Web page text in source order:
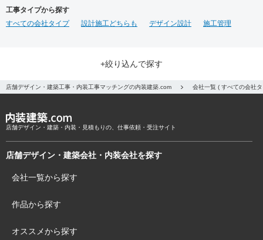
工事タイプから探す
すべての会社タイプ
設計施工どちらも デザイン設計 施工管理
+絞り込んで探す
店舗デザイン・建築工事・内装工事マッチングの内装建築.com 会社一覧 ( すべての会社
店舗デザイン・建築・内装・見積もりの、仕事依頼・受注サイト
店舗デザイン・建築会社・内装会社を探す
会社一覧から探す
作品から探す
オススメから探す